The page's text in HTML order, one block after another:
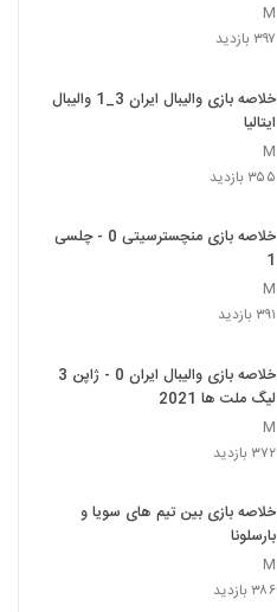
M
۳۹۷ بازدید
خلاصه بازی والیبال ایران 3_1 والیبال
ایتالیا
M
۳۵۵ بازدید
خلاصه بازی منچسترسیتی 0 - چلسی
1
M
۳۹۱ بازدید
خلاصه بازی والیبال ایران 0 - ژاپن 3
لیگ ملت ها 2021
M
۳۷۲ بازدید
خلاصه بازی بین تیم های سویا و
بارسلونا
M
۳۸۶ بازدید